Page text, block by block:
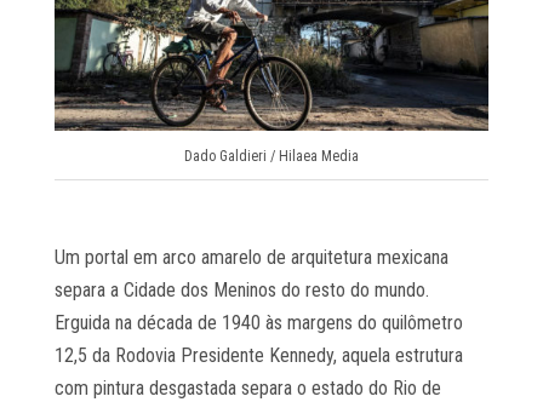
Dado Galdieri / Hilaea Media
Um portal em arco amarelo de arquitetura mexicana
separa a Cidade dos Meninos do resto do mundo.
Erguida na década de 1940 às margens do quilômetro
12,5 da Rodovia Presidente Kennedy, aquela estrutura
com pintura desgastada separa o estado do Rio de